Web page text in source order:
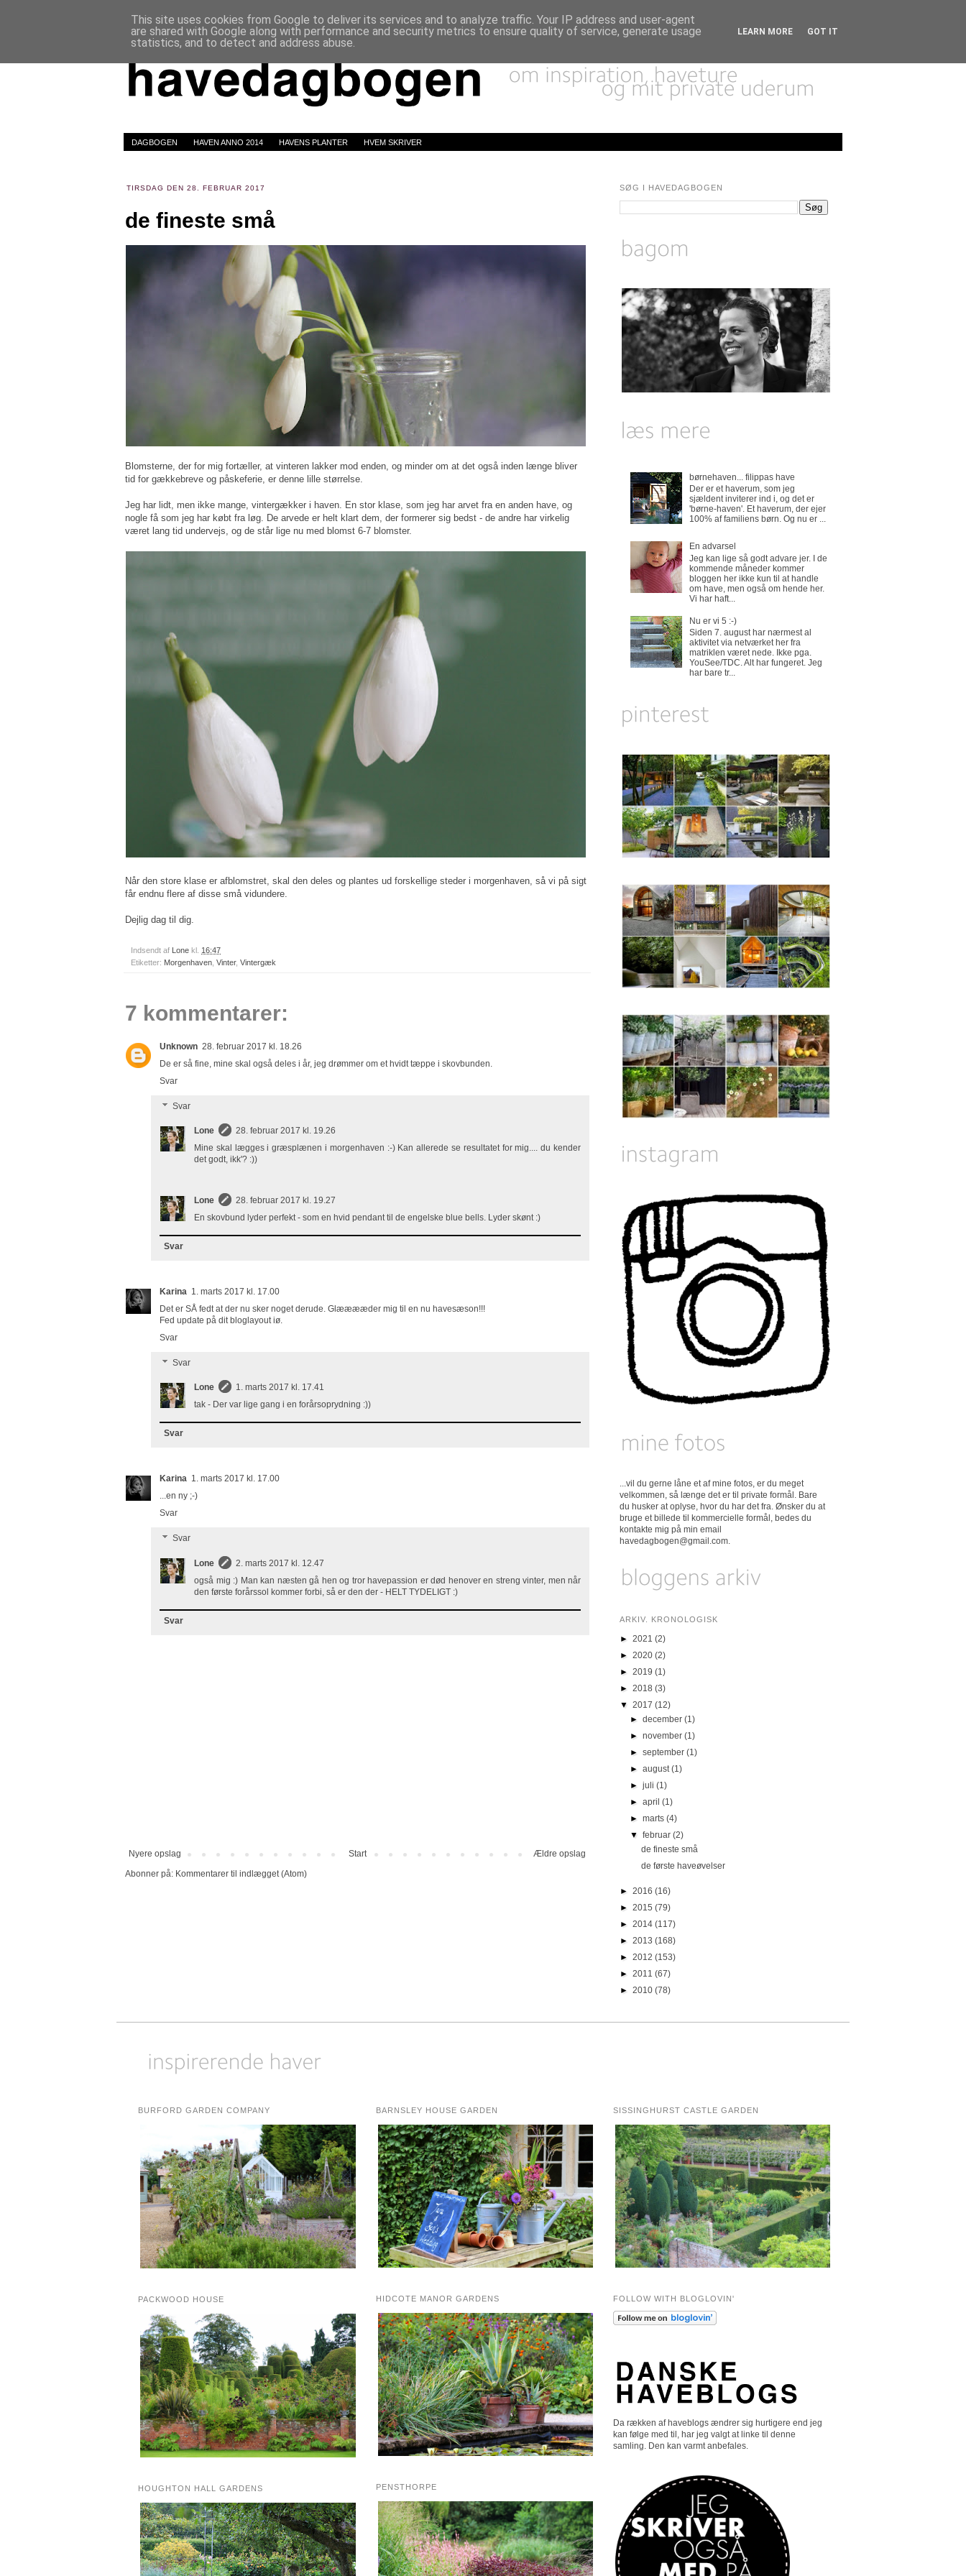
DAGBOGEN HAVEN ANNO 2014 HAVENS PLANTER HVEM SKRIVER
TIRSDAG DEN 28. FEBRUAR 2017
de fineste små
Blomsterne, der for mig fortæller, at vinteren lakker mod enden, og minder om at det også inden længe bliver
tid for gækkebreve og påskeferie, er denne lille størrelse.
Jeg har lidt, men ikke mange, vintergækker i haven. En stor klase, som jeg har arvet fra en anden have, og
nogle få som jeg har købt fra løg. De arvede er helt klart dem, der formerer sig bedst - de andre har virkelig
været lang tid undervejs, og de står lige nu med blomst 6-7 blomster.
Når den store klase er afblomstret, skal den deles og plantes ud forskellige steder i morgenhaven, så vi på sigt
får endnu flere af disse små vidundere.
Dejlig dag til dig.
Indsendt af Lone kl. 16:47
Etiketter: Morgenhaven Vinter, Vintergæk
7 kommentarer:
Unknown 28. februar 2017 kl. 18.26
De er så fine, mine skal også deles i år, jeg drømmer om et hvidt tæppe i skovbunden.
Svar
Svar
Lone
28. februar 2017 kl. 19.26
Mine skal lægges i græsplænen i morgenhaven :-) Kan allerede se resultatet for mig.... du kender
det godt, ikk'? :))
Lone
28. februar 2017 kl. 19.27
En skovbund lyder perfekt - som en hvid pendant til de engelske blue bells. Lyder skønt :)
Svar
Karina 1. marts 2017 kl. 17.00
Det er SÅ fedt at der nu sker noget derude. Glææææder mig til en nu havesæson!!!
Fed update på dit bloglayout iø.
Svar
Svar
Lone
1. marts 2017 kl. 17.41
tak - Der var lige gang i en forårsoprydning :))
Svar
Karina 1. marts 2017 kl. 17.00
...en ny ;-)
Svar
Svar
Lone
2. marts 2017 kl. 12.47
også mig :) Man kan næsten gå hen og tror havepassion er død henover en streng vinter, men når
den første forårssol kommer forbi, så er den der - HELT TYDELIGT :)
Svar
Nyere opslag Ældre opslag
Start
Abonner på: Kommentarer til indlægget (Atom)
SØG I HAVEDAGBOGEN
børnehaven... filippas have
Der er et haverum, som jeg
sjældent inviterer ind i, og det er
'børne-haven'. Et haverum, der ejer
100% af familiens børn. Og nu er ...
En advarsel
Jeg kan lige så godt advare jer. I de
kommende måneder kommer
bloggen her ikke kun til at handle
om have, men også om hende her.
Vi har haft...
Nu er vi 5 :-)
Siden 7. august har nærmest al
aktivitet via netværket her fra
matriklen været nede. Ikke pga.
YouSee/TDC. Alt har fungeret. Jeg
har bare tr...
...vil du gerne låne et af mine fotos, er du meget
velkommen, så længe det er til private formål. Bare
du husker at oplyse, hvor du har det fra. Ønsker du at
bruge et billede til kommercielle formål, bedes du
kontakte mig på min email
havedagbogen@gmail.com.
ARKIV. KRONOLOGISK
► 2021 (2)
► 2020 (2)
► 2019 (1)
► 2018 (3)
▼ 2017 (12)
►december(1)
►november(1)
►september(1)
►august(1)
►juli(1)
►april(1)
►marts(4)
▼februar(2)
de fineste små
de første haveøvelser
► 2016 (16)
► 2015 (79)
► 2014 (117)
► 2013 (168)
► 2012 (153)
► 2011 (67)
► 2010 (78)
BURFORD GARDEN COMPANY
PACKWOOD HOUSE
HOUGHTON HALL GARDENS
BARNSLEY HOUSE GARDEN
HIDCOTE MANOR GARDENS
PENSTHORPE
SISSINGHURST CASTLE GARDEN
FOLLOW WITH BLOGLOVIN'
Da rækken af haveblogs ændrer sig hurtigere end jeg
kan følge med til, har jeg valgt at linke til denne
samling. Den kan varmt anbefales.
This site uses cookies from Google to deliver its services and to analyze traffic. Your IP address and user-agent
are shared with Google along with performance and security metrics to ensure quality of service, generate usage
statistics, and to detect and address abuse.
LEARN MORE GOT IT